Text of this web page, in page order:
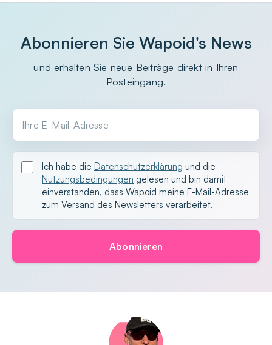
Abonnieren Sie Wapoid's News
und erhalten Sie neue Beiträge direkt in Ihren
Posteingang.
Ihre E-Mail-Adresse
Ich habe die Datenschutzerklärung und die
Nutzungsbedingungen gelesen und bin damit
einverstanden, dass Wapoid meine E-Mail-Adresse
zum Versand des Newsletters verarbeitet.
Abonnieren